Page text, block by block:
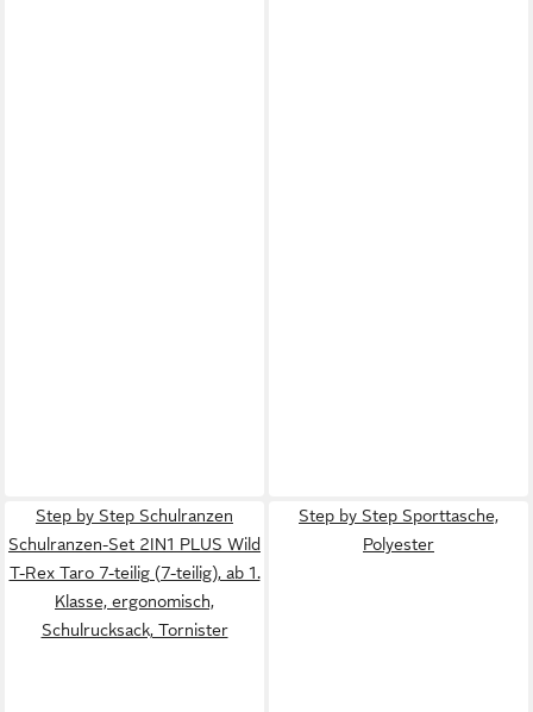
Step by Step Schulranzen
Schulranzen-Set 2IN1 PLUS Wild
T-Rex Taro 7-teilig (7-teilig), ab 1.
Klasse, ergonomisch,
Schulrucksack, Tornister
Step by Step Sporttasche,
Polyester